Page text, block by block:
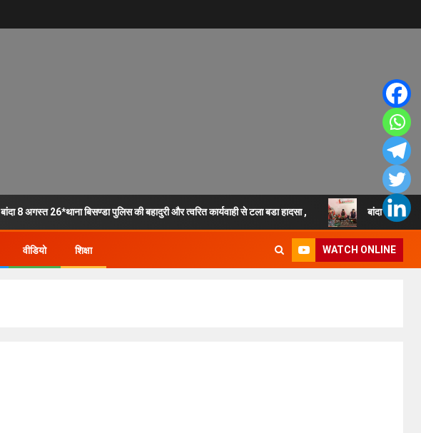
बांदा 8 अगस्त 26*थाना बिसण्डा पुलिस की बहादुरी और त्वरित कार्यवाही से टला बडा हादसा , बांदा 8अगस्त
वीडियो शिक्षा WATCH ONLINE